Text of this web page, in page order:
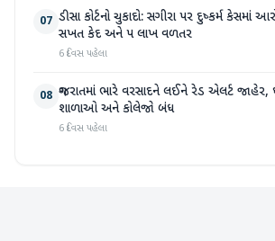
07 ડીસા કોર્ટનો ચુકાદો: સગીરા પર દુષ્કર્મ કેસમાં
સખત કેદ અને ૫ લાખ વળતર
6 દિવસ પહેલા
08 ગુજરાતમાં ભારે વરસાદને લઈને રેડ એલર્ટ
શાળાઓ અને કોલેજો બંધ
6 દિવસ પહેલા